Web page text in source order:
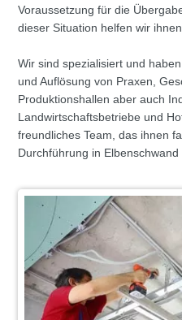
Voraussetzung für die
dieser Situation helfen wir
Wir sind spezialisiert und
und Auflösung von Praxen,
Produktionshallen aber auch
Landwirtschaftsbetriebe und
freundliches Team, das ihnen
Durchführung in Elbenschwand